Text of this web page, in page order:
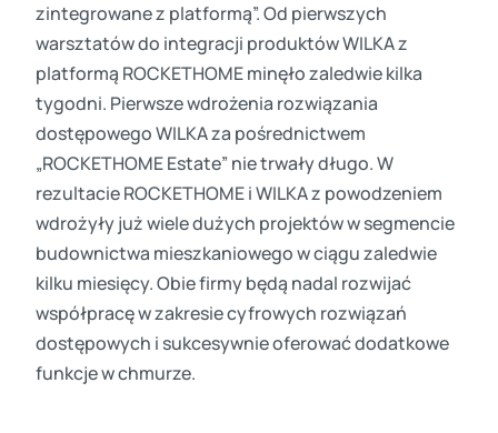
zintegrowane z platformą”. Od pierwszych
warsztatów do integracji produktów WILKA z
platformą ROCKETHOME minęło zaledwie kilka
tygodni. Pierwsze wdrożenia rozwiązania
dostępowego WILKA za pośrednictwem
„ROCKETHOME Estate” nie trwały długo. W
rezultacie ROCKETHOME i WILKA z powodzeniem
wdrożyły już wiele dużych projektów w segmencie
budownictwa mieszkaniowego w ciągu zaledwie
kilku miesięcy. Obie firmy będą nadal rozwijać
współpracę w zakresie cyfrowych rozwiązań
dostępowych i sukcesywnie oferować dodatkowe
funkcje w chmurze.